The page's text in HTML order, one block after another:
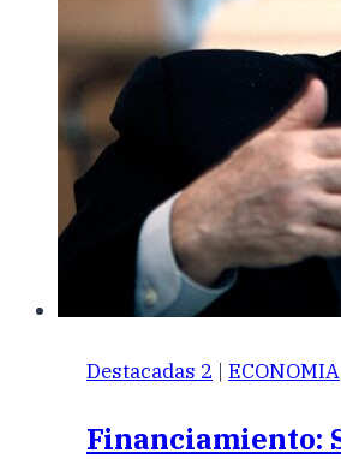
Destacadas 2 | ECONOMIA
Financiamiento: